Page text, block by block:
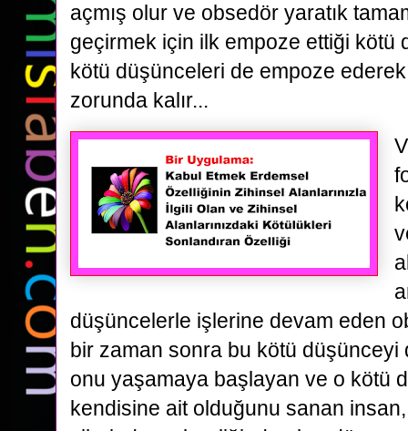
açmış olur ve obsedör yaratık
geçirmek için ilk empoze ettiği kötü
kötü düşünceleri de empoze
zorunda kalır...
düşüncelerle işlerine devam eden
bir zaman sonra bu kötü düşünceyi
onu yaşamaya başlayan ve o kötü
kendisine ait olduğunu sanan